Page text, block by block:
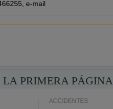
e-mail
LA PRIMERA PÁGINA
ACCIDENTES